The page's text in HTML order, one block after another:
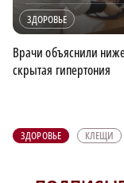
ЗДОРОВЬЕ
Врачи объяснили
скрытая гипертония
ЗДОРОВЬЕ КЛЕЩИ